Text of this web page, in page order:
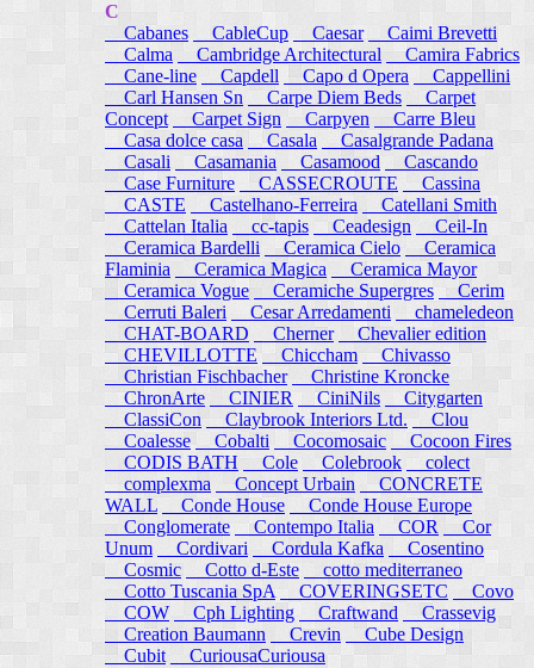
C
Cabanes
CableCup Caesar
Caimi Brevetti
Calma
Cambridge Architectural
Camira Fabrics
Cane-line
Capdell Capo d Opera
Cappellini
Carl Hansen Sn
Carpe Diem Beds
Carpet
Concept
Carpet Sign Carpyen
Carre Bleu
Casa dolce casa
Casala
Casalgrande Padana
Casali
Casamania Casamood
Cascando
Case Furniture
CASSECROUTE
Cassina
CASTE
Castelhano-Ferreira
Catellani Smith
Cattelan Italia
cc-tapis Ceadesign
Ceil-In
Ceramica Bardelli
Ceramica Cielo
Ceramica
Flaminia
Ceramica Magica
Ceramica Mayor
Ceramica Vogue
Ceramiche Supergres Cerim
Cerruti Baleri
Cesar Arredamenti
chameledeon
CHAT-BOARD
Cherner
Chevalier edition
CHEVILLOTTE
Chiccham
Chivasso
Christian Fischbacher
Christine Kroncke
ChronArte
CINIER CiniNils
Citygarten
ClassiCon
Claybrook Interiors Ltd.
Clou
Coalesse
Cobalti Cocomosaic
Cocoon Fires
CODIS BATH
Cole Colebrook
colect
complexma
Concept Urbain
CONCRETE
WALL
Conde House
Conde House Europe
Conglomerate
Contempo Italia COR
Cor
Unum
Cordivari Cordula Kafka
Cosentino
Cosmic
Cotto d-Este
cotto mediterraneo
Cotto Tuscania SpA
COVERINGSETC
Covo
COW
Cph Lighting Craftwand
Crassevig
Creation Baumann
Crevin
Cube Design
Cubit
CuriousaCuriousa